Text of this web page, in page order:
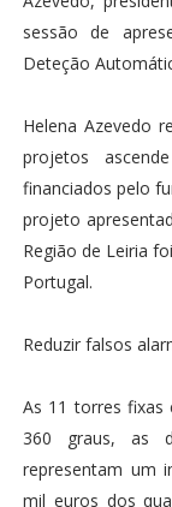
sessão de
Deteção
Helena Azevedo
projetos
financiados pelo
projeto
Região de Leiria
Portugal.
Reduzir falsos
As 11 torres fixas
360 graus, as
representam um
mil euros dos